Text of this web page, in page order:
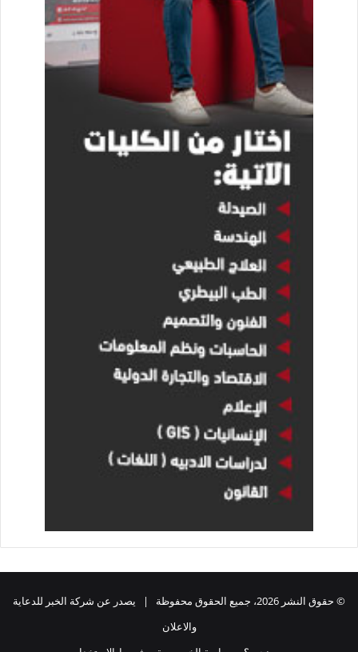
© حقوق النشر 2026، جميع الحقوق محفوظة | يصدر عن شركة الخبر للدعاية
والاعلان